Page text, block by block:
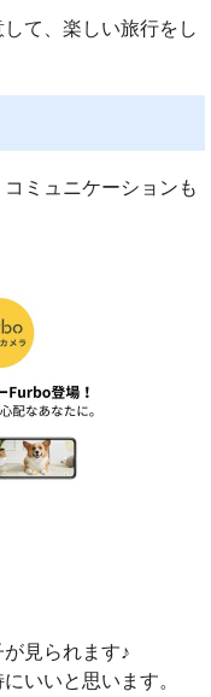
て、楽しい旅行をし
ミュニケーションも
見られます♪
いいと思います。